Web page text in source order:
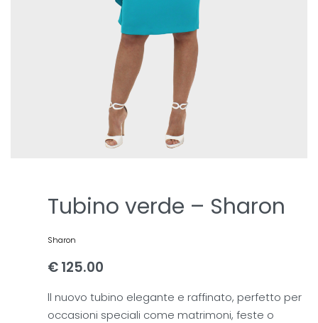
Tubino verde – Sharon
Sharon
€125.00
ll nuovo tubino elegante e raffinato, perfetto per
occasioni speciali come matrimoni, feste o